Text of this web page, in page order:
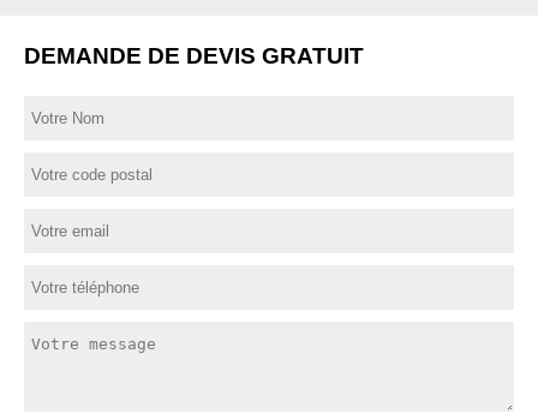
DEMANDE DE DEVIS GRATUIT